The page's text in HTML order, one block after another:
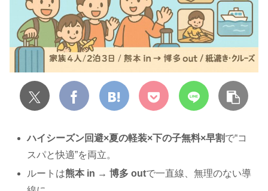
ハイシーズン回避×夏の軽装×下の子無料×早割で“コ
スパと快適”を両立。
ルートは熊本 in → 博多 outで一直線、無理のない導